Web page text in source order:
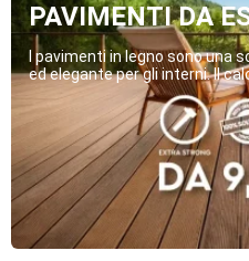
PAVIMENTI DA
I pavimenti in legno sono una
ed elegante per gli interni. Il